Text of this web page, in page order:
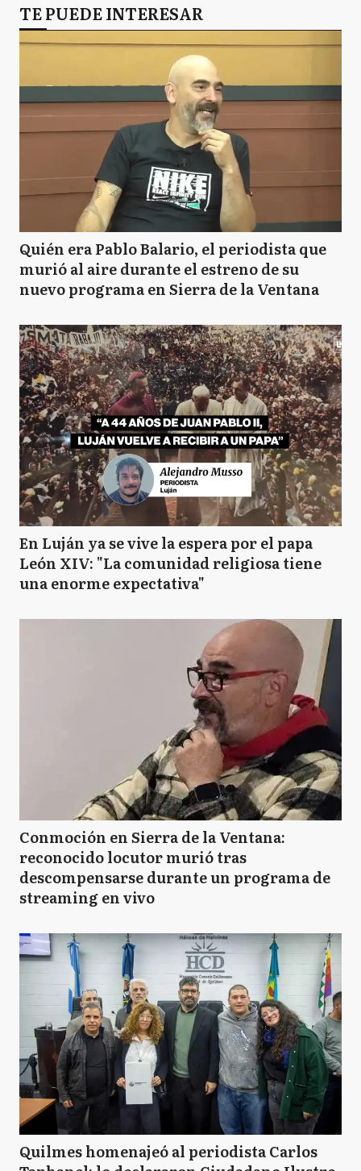
TE PUEDE INTERESAR
Quién era Pablo Balario, el periodista que
murió al aire durante el estreno de su
nuevo programa en Sierra de la Ventana
En Luján ya se vive la espera por el papa
León XIV: "La comunidad religiosa tiene
una enorme expectativa"
Conmoción en Sierra de la Ventana:
reconocido locutor murió tras
descompensarse durante un programa de
streaming en vivo
Quilmes homenajeó al periodista Carlos